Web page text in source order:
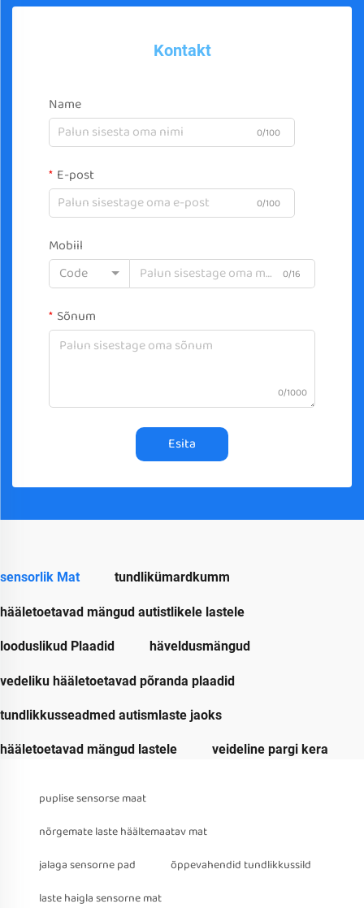
Kontakt
Name
0/100
E-post
0/100
Mobiil
Code
0/16
Sõnum
0/1000
Esita
sensorlik Mat tundlikümardkumm
hääletoetavad mängud autistlikele lastele
looduslikud Plaadid häveldusmängud
vedeliku hääletoetavad põranda plaadid
tundlikkusseadmed autismlaste jaoks
hääletoetavad mängud lastele veideline pargi kera
puplise sensorse maat
nõrgemate laste häältemaatav mat
jalaga sensorne pad
õppevahendid tundlikkussild
laste haigla sensorne mat